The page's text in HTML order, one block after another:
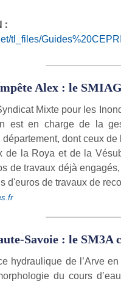
:
tl_files/
Alex : le
Mixte pour les
est en charge de la
département, dont ceux
de la Roya et de la
de travaux déjà
d'euros de travaux de
Savoie : le SM3A
hydraulique de l’Arve
du cours